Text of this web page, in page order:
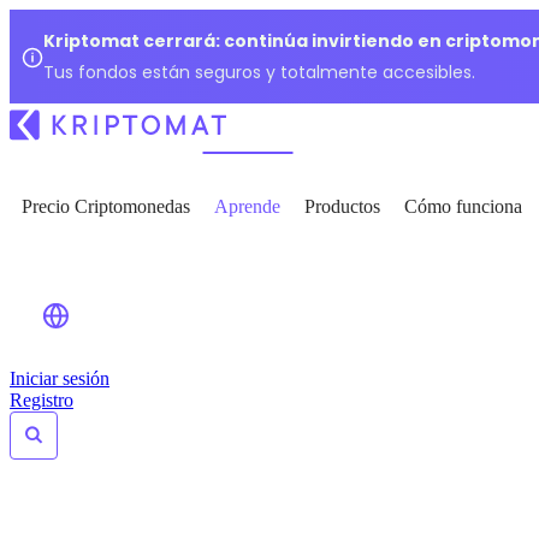
Kriptomat cerrará: continúa invirtiendo en
Tus fondos están seguros y totalmente accesibles.
Precio Criptomonedas Aprende Productos Cómo funciona
Iniciar sesión
Registro